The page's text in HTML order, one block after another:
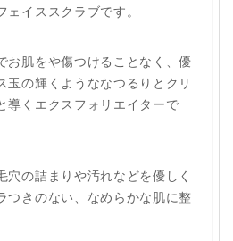
イススクラブです。
お肌をや傷つけることなく、優
玉の輝くようななつるりとクリ
導くエクスフォリエイターで
穴の詰まりや汚れなどを優しく
つきのない、なめらかな肌に整